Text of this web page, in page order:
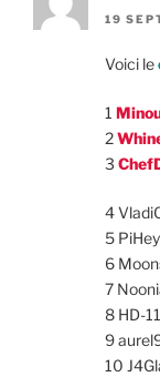
19
Voici le
1
2
3
4
5
6
7
8 HD-
9
10